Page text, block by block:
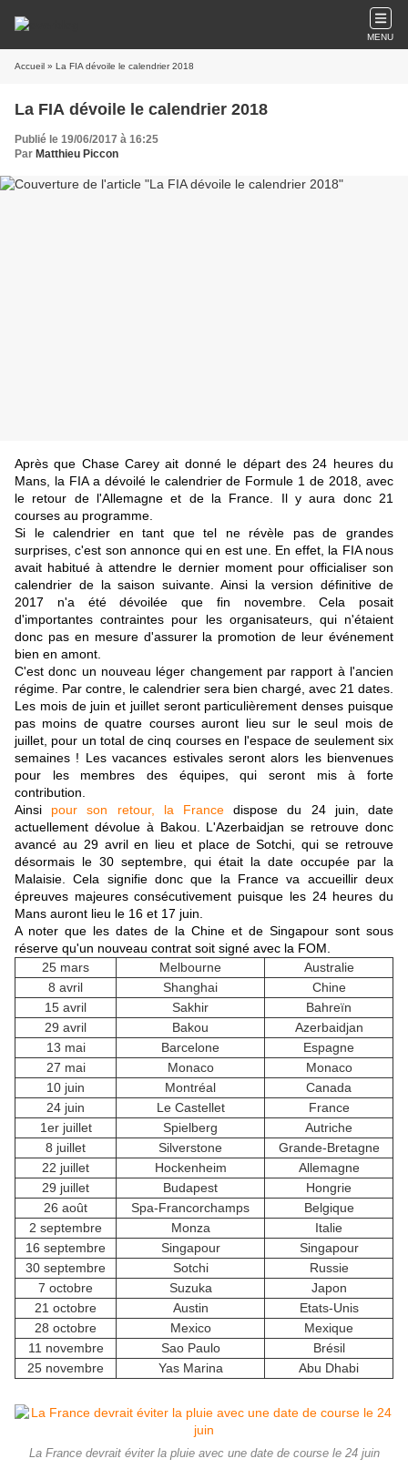
MENU
Accueil » La FIA dévoile le calendrier 2018
La FIA dévoile le calendrier 2018
Publié le 19/06/2017 à 16:25
Par Matthieu Piccon
Après que Chase Carey ait donné le départ des 24 heures du
Mans, la FIA a dévoilé le calendrier de Formule 1 de 2018, avec
le retour de l'Allemagne et de la France. Il y aura donc 21
courses au programme.
Si le calendrier en tant que tel ne révèle pas de grandes
surprises, c'est son annonce qui en est une. En effet, la FIA nous
avait habitué à attendre le dernier moment pour officialiser son
calendrier de la saison suivante. Ainsi la version définitive de
2017 n'a été dévoilée que fin novembre. Cela posait
d'importantes contraintes pour les organisateurs, qui n'étaient
donc pas en mesure d'assurer la promotion de leur événement
bien en amont.
C'est donc un nouveau léger changement par rapport à l'ancien
régime. Par contre, le calendrier sera bien chargé, avec 21 dates.
Les mois de juin et juillet seront particulièrement denses puisque
pas moins de quatre courses auront lieu sur le seul mois de
juillet, pour un total de cinq courses en l'espace de seulement six
semaines ! Les vacances estivales seront alors les bienvenues
pour les membres des équipes, qui seront mis à forte
contribution.
Ainsi pour son retour, la France dispose du 24 juin, date
actuellement dévolue à Bakou. L'Azerbaidjan se retrouve donc
avancé au 29 avril en lieu et place de Sotchi, qui se retrouve
désormais le 30 septembre, qui était la date occupée par la
Malaisie. Cela signifie donc que la France va accueillir deux
épreuves majeures consécutivement puisque les 24 heures du
Mans auront lieu le 16 et 17 juin.
A noter que les dates de la Chine et de Singapour sont sous
réserve qu'un nouveau contrat soit signé avec la FOM.
25 mars
Melbourne
Australie
8 avril
Shanghai
Chine
15 avril
Sakhir
Bahreïn
29 avril
Bakou
Azerbaidjan
13 mai
Barcelone
Espagne
27 mai
Monaco
Monaco
10 juin
Montréal
Canada
24 juin
Le Castellet
France
1er juillet
Spielberg
Autriche
8 juillet
Silverstone
Grande-Bretagne
22 juillet
Hockenheim
Allemagne
29 juillet
Budapest
Hongrie
26 août
Spa-Francorchamps
Belgique
2 septembre
Monza
Italie
16 septembre
Singapour
Singapour
30 septembre
Sotchi
Russie
7 octobre
Suzuka
Japon
21 octobre
Austin
Etats-Unis
28 octobre
Mexico
Mexique
11 novembre
Sao Paulo
Brésil
25 novembre
Yas Marina Abu Dhabi
La France devrait éviter la pluie avec une date de course le 24 juin